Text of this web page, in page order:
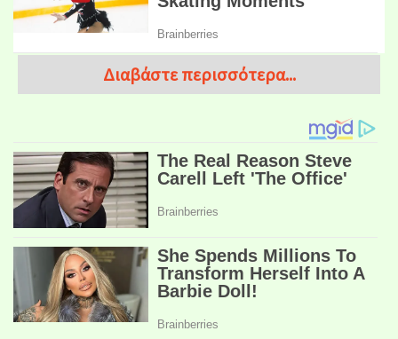
Διαβάστε περισσότερα...